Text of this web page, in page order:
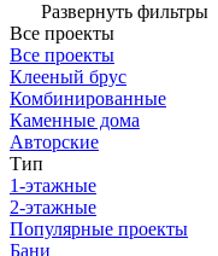
Развернуть фильтры
Все проекты
Все проекты
Клееный брус
Комбинированные
Каменные дома
Авторские
Тип
1-этажные
2-этажные
Популярные проекты
Бани